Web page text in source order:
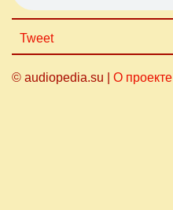
Tweet
© audiopedia.su | О проекте